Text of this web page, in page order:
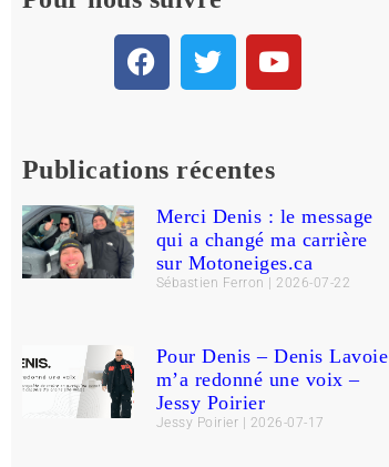
Publications récentes
Merci Denis : le message
qui a changé ma carrière
sur Motoneiges.ca
Sébastien Ferron 2026-07-22
Pour Denis – Denis Lavoie
m’a redonné une voix –
Jessy Poirier
Jessy Poirier 2026-07-17